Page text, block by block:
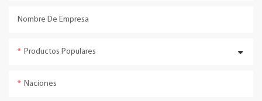
Nombre De Empresa
Productos Populares
Naciones